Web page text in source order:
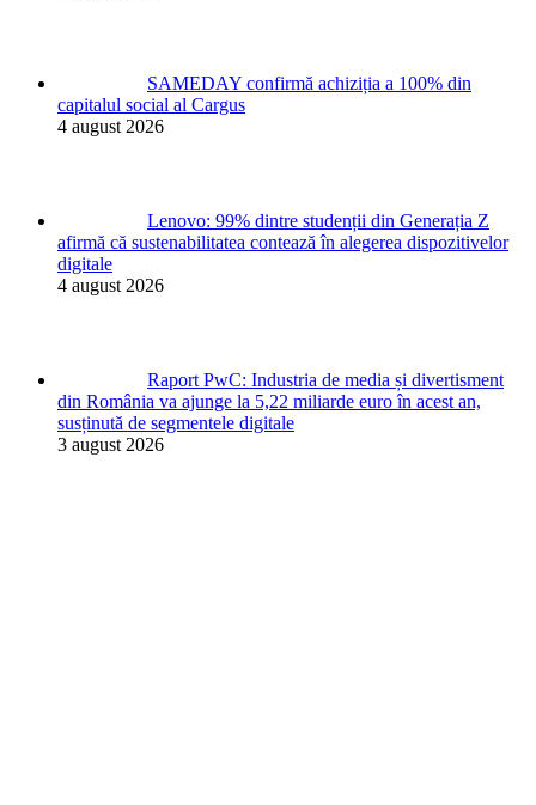
SAMEDAY confirmă achiziția a 100% din
capitalul social al Cargus
4 august 2026
Lenovo: 99% dintre studenții din Generația Z
afirmă că sustenabilitatea contează în alegerea dispozitivelor
digitale
4 august 2026
Raport PwC: Industria de media și divertisment
din România va ajunge la 5,22 miliarde euro în acest an,
susținută de segmentele digitale
3 august 2026